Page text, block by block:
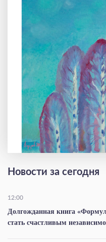
Новости за сегодня
12:00
Долгожданная книга
стать счастливым независимо